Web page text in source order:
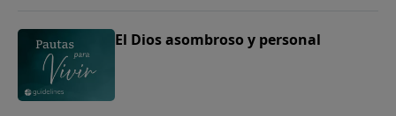
El Dios asombroso y personal